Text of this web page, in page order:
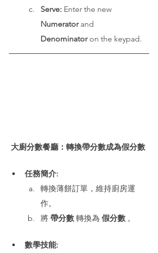
Serve: Enter the new
Numerator and
Denominator on the keypad.
大廚分數餐廳：轉換帶分數成為假分數
任務簡介:
轉換薄餅訂單，維持廚房運
作。
將 帶分數 轉換為 假分數 。
數學技能: